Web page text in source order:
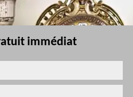
immédiat